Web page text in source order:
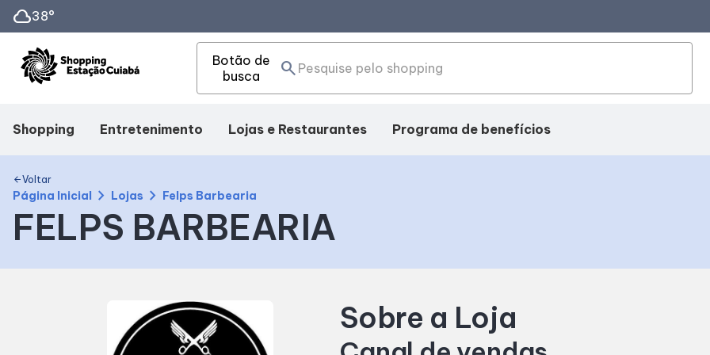
cloud38°
Botão de
busca
search
Shopping
Mapa Interno
Facilidades
Como Chegar
Entretenimento
Eventos
Fique por dentro
Lojas e Restaurantes
Alimentação
Programa de benefícios
arrow_backVoltar
Página Inicial chevron_right Lojas chevron_right Felps Barbearia
FELPS BARBEARIA
Sobre a Loja